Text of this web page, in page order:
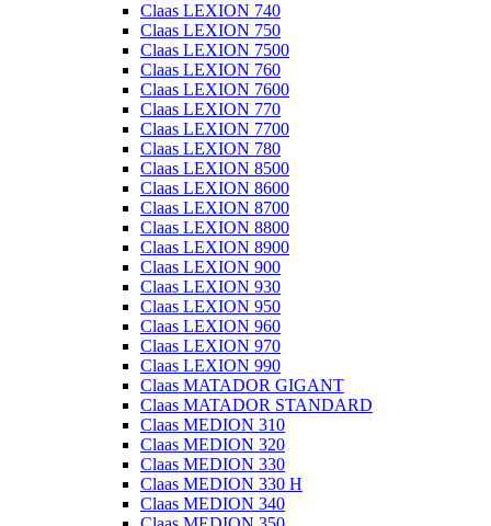
Claas LEXION 740
Claas LEXION 750
Claas LEXION 7500
Claas LEXION 760
Claas LEXION 7600
Claas LEXION 770
Claas LEXION 7700
Claas LEXION 780
Claas LEXION 8500
Claas LEXION 8600
Claas LEXION 8700
Claas LEXION 8800
Claas LEXION 8900
Claas LEXION 900
Claas LEXION 930
Claas LEXION 950
Claas LEXION 960
Claas LEXION 970
Claas LEXION 990
Claas MATADOR GIGANT
Claas MATADOR STANDARD
Claas MEDION 310
Claas MEDION 320
Claas MEDION 330
Claas MEDION 330 H
Claas MEDION 340